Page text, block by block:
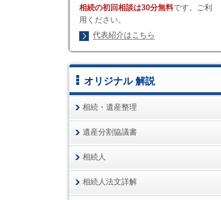
相続の初回相談は30分無料です。ご利
用ください。
代表紹介はこちら
オリジナル 解説
相続・遺産整理
遺産分割協議書
相続人
相続人法文詳解